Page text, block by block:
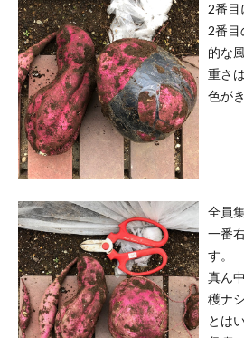
2番目
2番目
的な
重さ
色が
全員
一番
す。
真ん
穫ナ
とは